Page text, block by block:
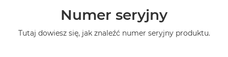
Numer seryjny
Tutaj dowiesz się, jak znaleźć numer seryjny produktu.